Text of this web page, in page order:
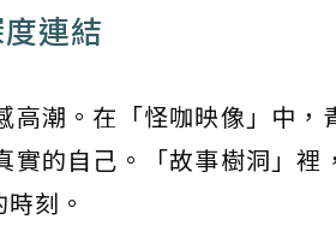
連結
潮。在「怪咖映像」中，
的自己。「故事樹洞」裡
刻。